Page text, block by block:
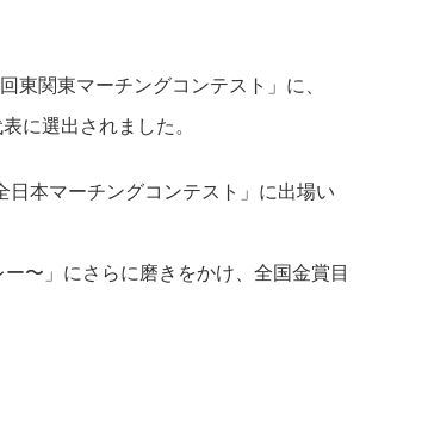
東関東マーチングコンテスト」に、
に選出されました。
本マーチングコンテスト」に出場い
〜」にさらに磨きをかけ、全国金賞目